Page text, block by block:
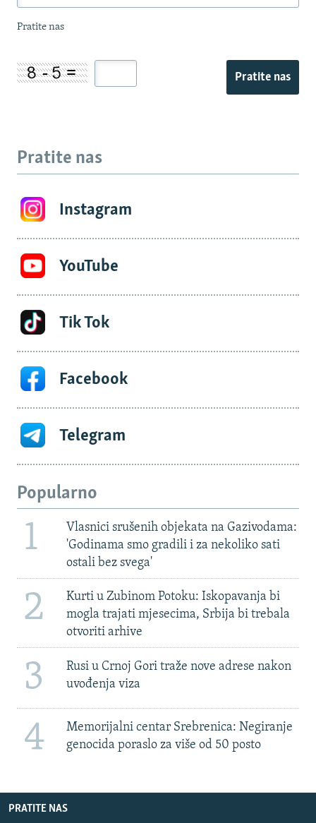
Pratite nas
Pratite nas
Pratite nas
Instagram
YouTube
Tik Tok
Facebook
Telegram
Popularno
1
Vlasnici srušenih objekata na Gazivodama:
'Godinama smo gradili i za nekoliko sati
ostali bez svega'
2
Kurti u Zubinom Potoku: Iskopavanja bi
mogla trajati mjesecima, Srbija bi trebala
otvoriti arhive
3
Rusi u Crnoj Gori traže nove adrese nakon
uvođenja viza
4
Memorijalni centar Srebrenica: Negiranje
genocida poraslo za više od 50 posto
PRATITE NAS